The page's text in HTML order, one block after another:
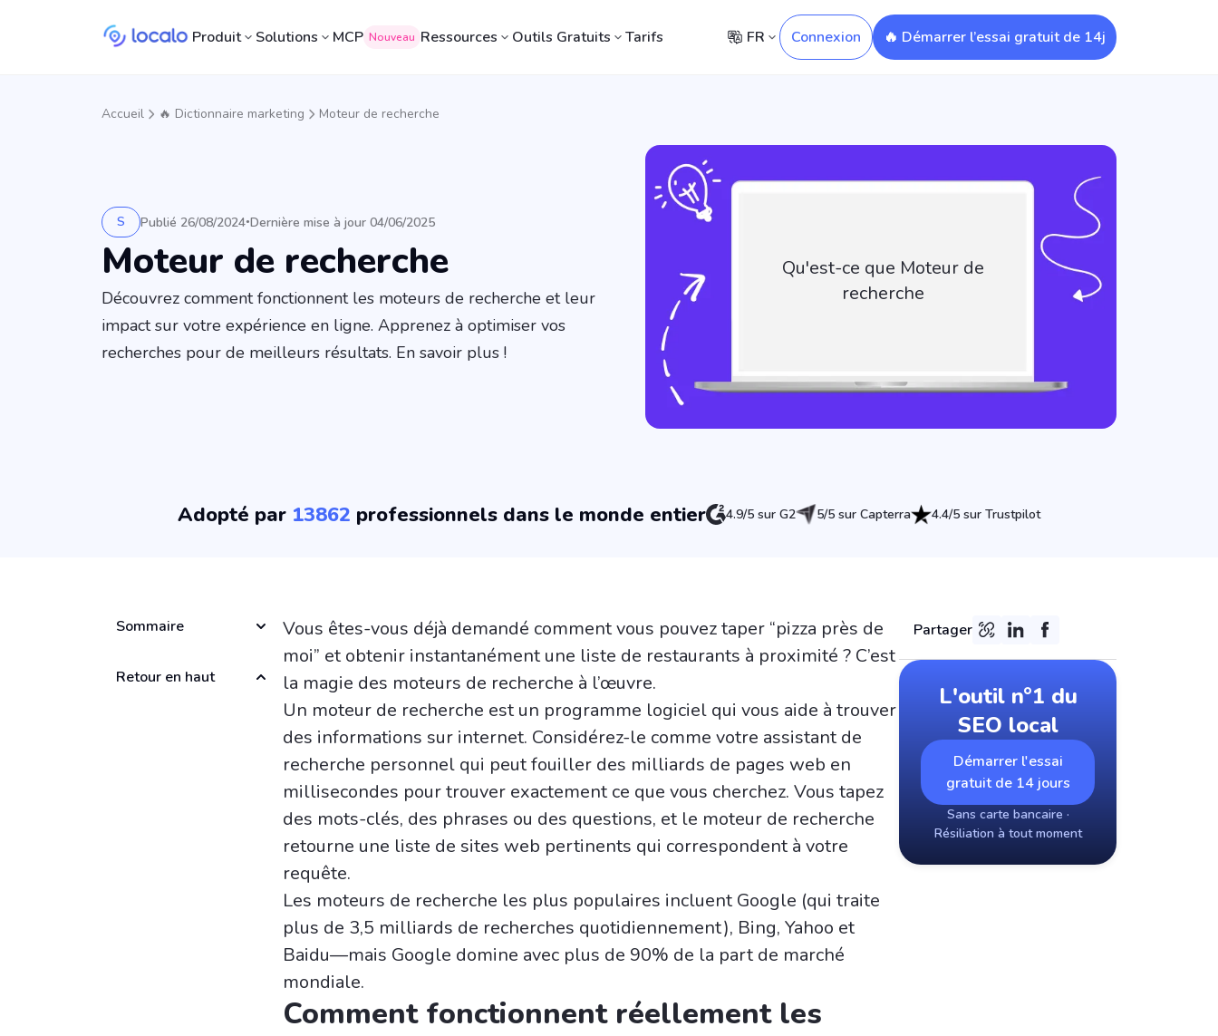
Produit Solutions MCP Nouveau Ressources Outils Gratuits Tarifs FR Connexion 🔥 Démarrer l’essai gratuit de 14j
Accueil 🔥 Dictionnaire marketing Moteur de recherche
S Publié 26/08/2024•Dernière mise à jour 04/06/2025
Moteur de recherche
Découvrez comment fonctionnent les moteurs de recherche et leur
impact sur votre expérience en ligne. Apprenez à optimiser vos
recherches pour de meilleurs résultats. En savoir plus !
Qu'est-ce que Moteur de
recherche
Adopté par 13862 professionnels dans le monde entier 4.9/5 sur G2 5/5 sur Capterra 4.4/5 sur Trustpilot
Sommaire
Retour en haut
Vous êtes-vous déjà demandé comment vous pouvez taper “pizza près de
moi” et obtenir instantanément une liste de restaurants à proximité ? C’est
la magie des moteurs de recherche à l’œuvre.
Un moteur de recherche est un programme logiciel qui vous aide à trouver
des informations sur internet. Considérez-le comme votre assistant de
recherche personnel qui peut fouiller des milliards de pages web en
millisecondes pour trouver exactement ce que vous cherchez. Vous tapez
des mots-clés, des phrases ou des questions, et le moteur de recherche
retourne une liste de sites web pertinents qui correspondent à votre
requête.
Les moteurs de recherche les plus populaires incluent Google (qui traite
plus de 3,5 milliards de recherches quotidiennement), Bing, Yahoo et
Baidu—mais Google domine avec plus de 90% de la part de marché
mondiale.
Comment fonctionnent réellement les
Partager
L'outil n°1 du
SEO local
Démarrer l'essai
gratuit de 14 jours
Sans carte bancaire ·
Résiliation à tout moment